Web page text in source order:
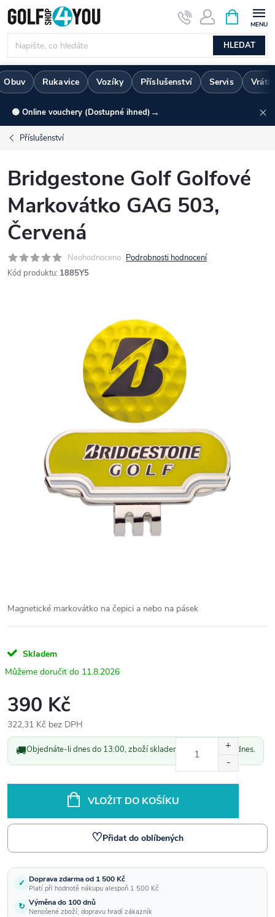
Přejít
na
obsah
HLEDAT
NÁKUPNÍ
KOŠÍK
Obuv Rukavice Vozíky Příslušenství Servis Vrátit
🟢 Online vouchery (Dostupné ihned) →
Příslušenství
Bridgestone Golf Golfové
Markovátko GAG 503,
Červená
Neohodnoceno Podrobnosti hodnocení
Kód produktu: 1885Y5
Magnetické markovátko na čepici a nebo na pásek
Skladem
11.8.2026
390 Kč
322,31 Kč bez DPH
Měrná
cena:
🚚Objednáte-li dnes do 13:00, zboží skladem odešleme ještě dnes.
VLOŽIT DO KOŠÍKU
♡Přidat do oblíbených
✓ Doprava zdarma od 1 500 Kč
Platí při hodnotě nákupu alespoň 1 500 Kč
↻ Výměna do 100 dnů
Nenošené zboží; dopravu hradí zákazník